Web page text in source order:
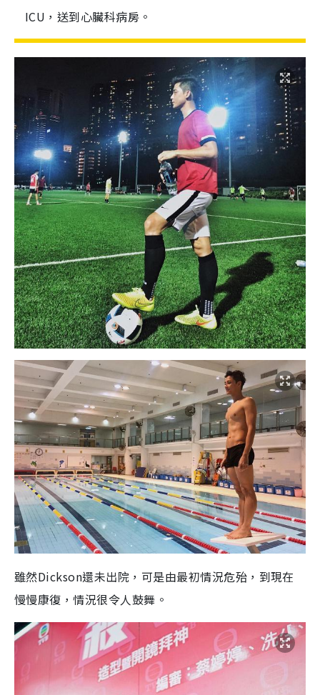
ICU，送到心臟科病房。
雖然Dickson還未出院，可是由最初情況危殆，到現在
慢慢康復，情況很令人鼓舞。